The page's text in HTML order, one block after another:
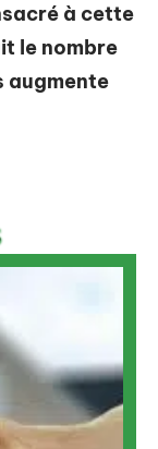
à cette
le nombre
augmente